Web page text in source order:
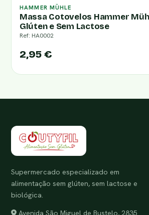
HAMMER MÜHLE
Massa Cotovelos Hammer
Glúten e Sem Lactose
Ref: HA0002
2,95 €
Supermercado especializado em
alimentação sem glúten, sem lactose e
biológica.
Avenida São Miguel de Bustelo, 2835